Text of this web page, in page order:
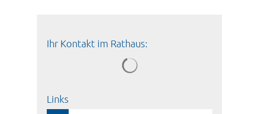
Ihr Kontakt im Rathaus:
Links